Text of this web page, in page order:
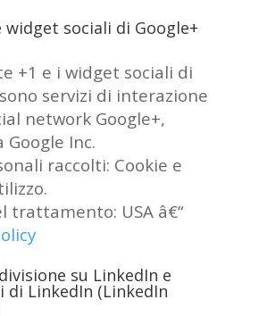
widget sociali di Google+
+1 e i widget sociali di
servizi di interazione
network Google+,
Inc.
raccolti: Cookie e
trattamento: USA â€“
su LinkedIn e
di LinkedIn (LinkedIn